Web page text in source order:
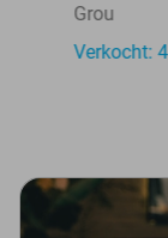
Grou
Verkocht: